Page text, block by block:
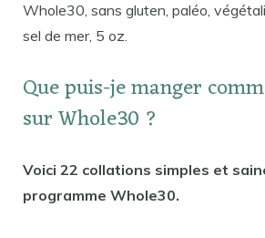
Whole30, sans gluten, paléo,
sel de mer, 5 oz.
Que puis-je manger
sur Whole30 ?
Voici 22 collations simples et
programme Whole30.